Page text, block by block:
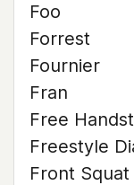
Foo
Forrest
Fournier
Fran
Free
Freestyle
Front Squat